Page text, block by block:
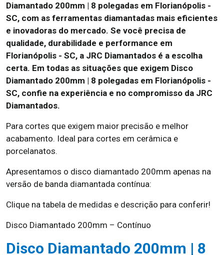
Diamantado 200mm | 8 polegadas em Florianópolis -
SC, com as ferramentas diamantadas mais eficientes
e inovadoras do mercado. Se você precisa de
qualidade, durabilidade e performance em
Florianópolis - SC, a JRC Diamantados é a escolha
certa. Em todas as situações que exigem Disco
Diamantado 200mm | 8 polegadas em Florianópolis -
SC, confie na experiência e no compromisso da JRC
Diamantados.
Para cortes que exigem maior precisão e melhor
acabamento. Ideal para cortes em cerâmica e
porcelanatos.
Apresentamos o disco diamantado 200mm apenas na
versão de banda diamantada contínua:
Clique na tabela de medidas e descrição para conferir!
Disco Diamantado 200mm – Contínuo
Disco Diamantado 200mm | 8